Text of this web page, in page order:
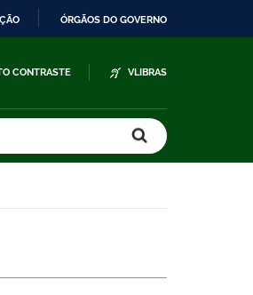
ÓRGÃOS DO GOVERNO
CONTRASTE VLIBRAS